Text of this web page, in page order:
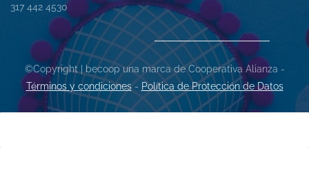
317 442 4530
©Copyright | becoop una marca de Cooperativa Alianza -
Términos y condiciones- Política de Protección de Datos